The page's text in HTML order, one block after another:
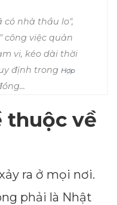
có nhà thầu lo",
công việc quản
vi, kéo dài thời
định trong Hợp
thuộc về
ra ở mọi nơi.
phải là Nhật